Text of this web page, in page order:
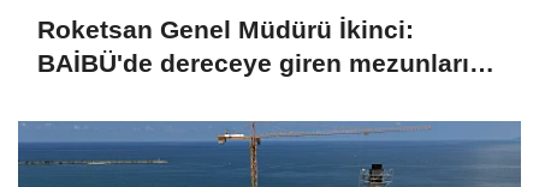
Roketsan Genel Müdürü İkinci:
BAİBÜ'de dereceye giren mezunları